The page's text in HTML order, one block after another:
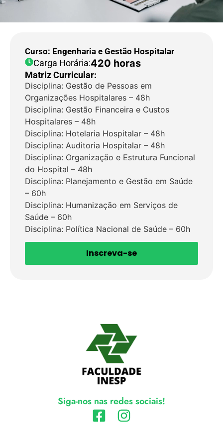
Curso: Engenharia e Gestão Hospitalar
Carga Horária:420 horas
Matriz Curricular:
Disciplina: Gestão de Pessoas em
Organizações Hospitalares – 48h
Disciplina: Gestão Financeira e Custos
Hospitalares – 48h
Disciplina: Hotelaria Hospitalar – 48h
Disciplina: Auditoria Hospitalar – 48h
Disciplina: Organização e Estrutura Funcional
do Hospital – 48h
Disciplina: Planejamento e Gestão em Saúde
– 60h
Disciplina: Humanização em Serviços de
Saúde – 60h
Disciplina: Política Nacional de Saúde – 60h
Inscreva-se
Siga-nos nas redes sociais!